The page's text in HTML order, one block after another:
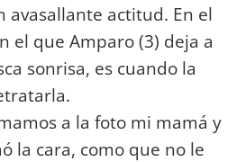
avasallante actitud. En el
el que Amparo (3) deja a
sonrisa, es cuando la
a la foto mi mamá y
la cara, como que no le